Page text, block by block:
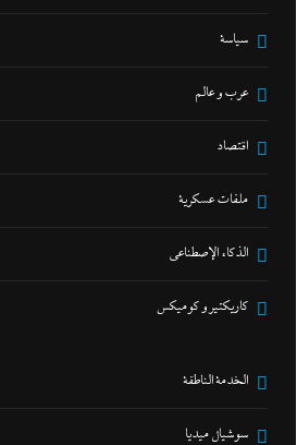
سياسة
عرب و عالم
اقتصاد
ملفات عسكرية
الذكاء الإصطناعي
كاريكتير و كوميكس
الخدمة الناطقة
سوشيال ميديا